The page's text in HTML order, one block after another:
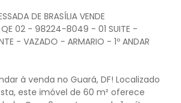
DE BRASÍLIA VENDE
QE 02 - 98224-8049 - 01 SUITE -
- VAZADO - ARMARIO - 1º ANDAR
à venda no Guará, DF! Localizado
este imóvel de 60 m² oferece